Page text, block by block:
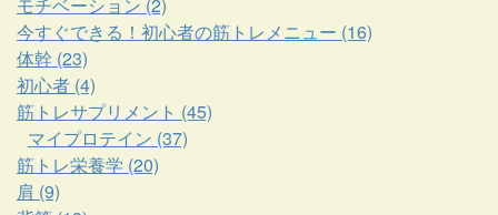
今すぐできる！初心者の筋トレメニュー (16)
体幹 (23)
初心者 (4)
筋トレサプリメント (45)
マイプロテイン (37)
筋トレ栄養学 (20)
肩 (9)